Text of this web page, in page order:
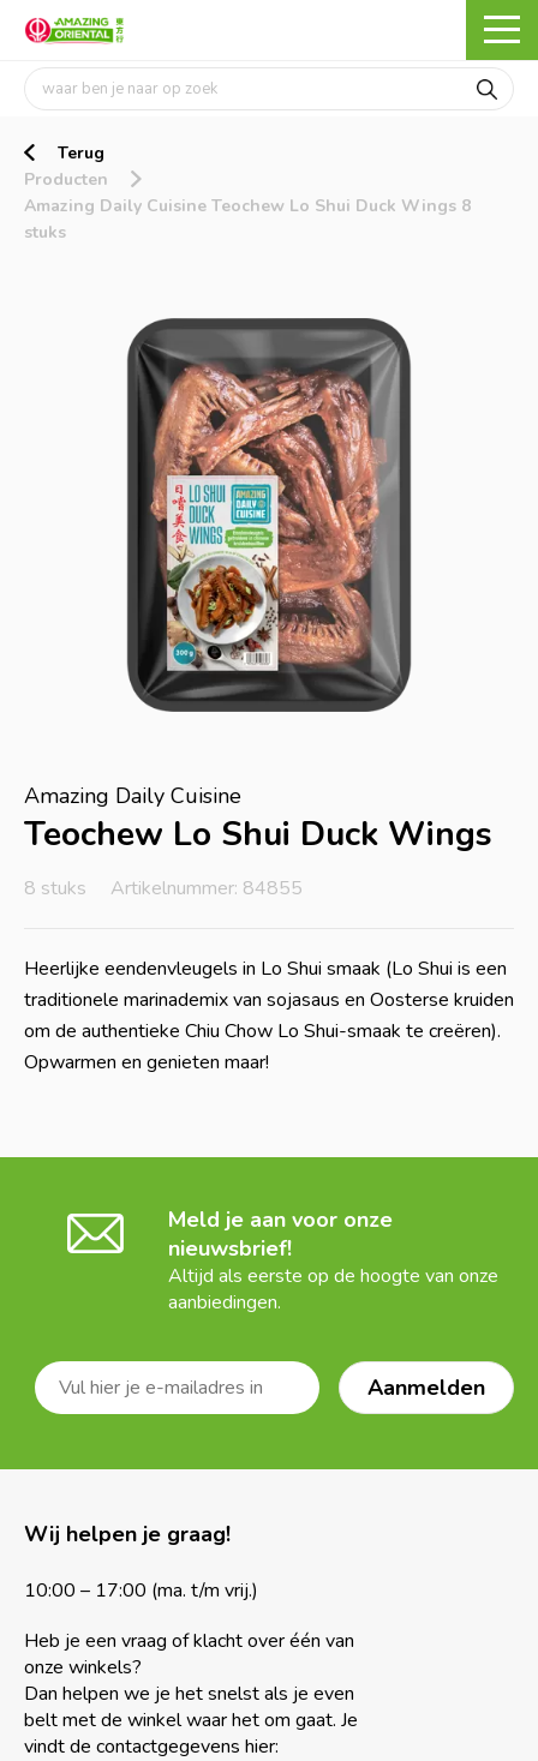
Terug
Producten
Amazing Daily Cuisine Teochew Lo Shui Duck Wings 8
stuks
Amazing Daily Cuisine
Teochew Lo Shui Duck Wings
8 stuks Artikelnummer: 84855
Heerlijke eendenvleugels in Lo Shui smaak (Lo Shui is een
traditionele marinademix van sojasaus en Oosterse kruiden
om de authentieke Chiu Chow Lo Shui-smaak te creëren).
Opwarmen en genieten maar!
Meld je aan voor onze
nieuwsbrief!
Altijd als eerste op de hoogte van onze
aanbiedingen.
Wij helpen je graag!
10:00 – 17:00 (ma. t/m vrij.)
Heb je een vraag of klacht over één van
onze winkels?
Dan helpen we je het snelst als je even
belt met de winkel waar het om gaat. Je
vindt de contactgegevens hier: